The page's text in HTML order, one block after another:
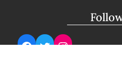
Facebook
Twitter
Instagram